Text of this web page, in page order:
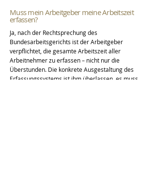
Muss mein Arbeitgeber meine Arbeitszeit
erfassen?
Ja, nach der Rechtsprechung des
Bundesarbeitsgerichts ist der Arbeitgeber
verpflichtet, die gesamte Arbeitszeit aller
Arbeitnehmer zu erfassen – nicht nur die
Überstunden. Die konkrete Ausgestaltung des
Erfassungssystems ist ihm überlassen, es muss